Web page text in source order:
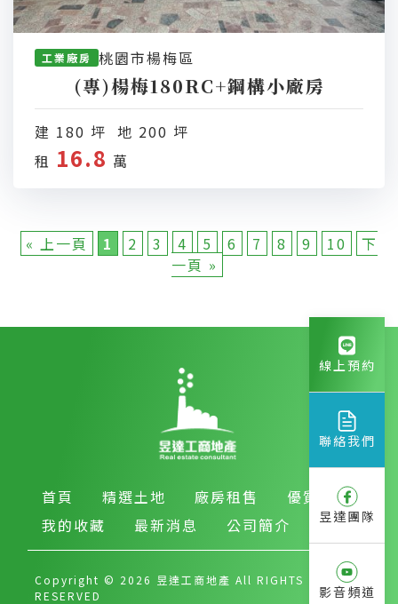
工業廠房 桃園市楊梅區
(專)楊梅180RC+鋼構小廠房
建 180 坪 地 200 坪
租 16.8 萬
« 上一頁 1 2 3 4 5 6 7 8 9 10
下
一頁 »
首頁 精選土地 廠房租售
優質房產
我的收藏
最新消息 公司簡介
Copyright © 2026 昱達工商地產 All RIGHTS
RESERVED
線上預約
聯絡我們
昱達團隊
影音頻道